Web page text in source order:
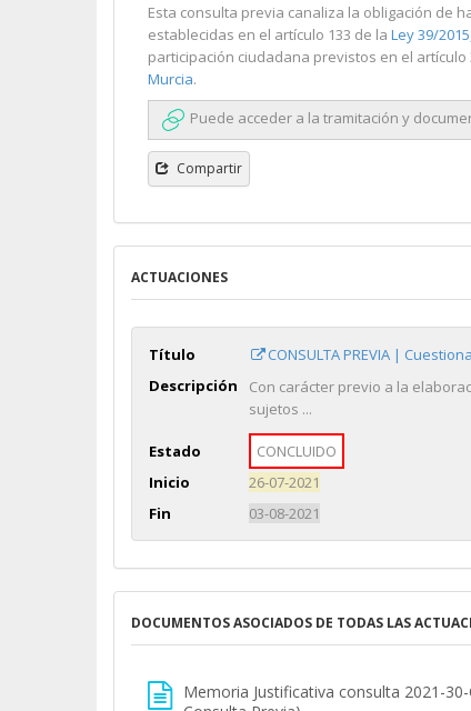
Esta consulta previa canaliza la obligación de
establecidas en el artículo 133 de la Ley 39/
participación ciudadana previstos en el artículo
Murcia.
Puede acceder a la tramitación y
Compartir
ACTUACIONES
Título
CONSULTA PREVIA |
Descripción
Con carácter previo a la
sujetos ...
Estado
CONCLUIDO
Inicio
26-07-2021
Fin
03-08-2021
DOCUMENTOS ASOCIADOS DE TODAS LAS
Memoria Justificativa consulta 2021-